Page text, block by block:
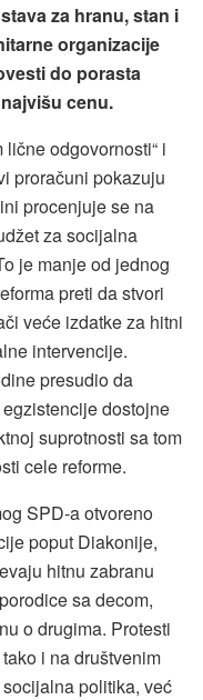
za hranu, stan i
organizacije
do porasta
cenu.
odgovornosti“ i
proračuni pokazuju
procenjuje se na
za socijalna
je manje od jednog
preti da stvori
veće izdatke za hitni
intervencije.
presudio da
dostojne
suprotnosti sa tom
cele reforme.
SPD-a otvoreno
poput Diakonije,
hitnu zabranu
sa decom,
o drugima. Protesti
i na društvenim
politika, već